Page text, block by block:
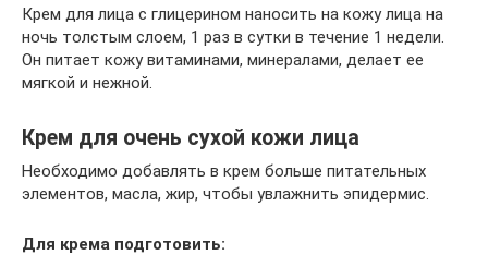
Крем для лица с глицерином наносить на кожу лица на
ночь толстым слоем, 1 раз в сутки в течение 1 недели.
Он питает кожу витаминами, минералами, делает ее
мягкой и нежной.
Крем для очень сухой кожи лица
Необходимо добавлять в крем больше питательных
элементов, масла, жир, чтобы увлажнить эпидермис.
Для крема подготовить: